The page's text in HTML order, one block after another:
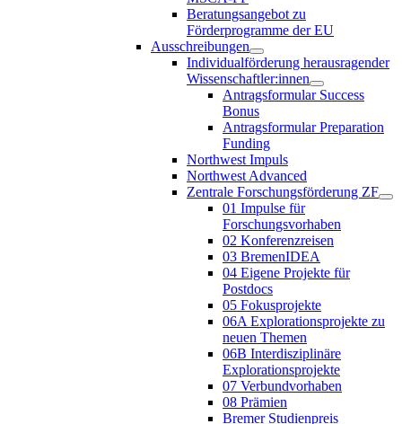
Beratungsangebot zu
Förderprogramme der EU
Ausschreibungen
Individualförderung herausragender
Wissenschaftler:innen
Antragsformular Success
Bonus
Antragsformular Preparation
Funding
Northwest Impuls
Northwest Advanced
Zentrale Forschungsförderung ZF
01 Impulse für
Forschungsvorhaben
02 Konferenzreisen
03 BremenIDEA
04 Eigene Projekte für
Postdocs
05 Fokusprojekte
06A Explorationsprojekte zu
neuen Themen
06B Interdisziplinäre
Explorationsprojekte
07 Verbundvorhaben
08 Prämien
Bremer Studienpreis